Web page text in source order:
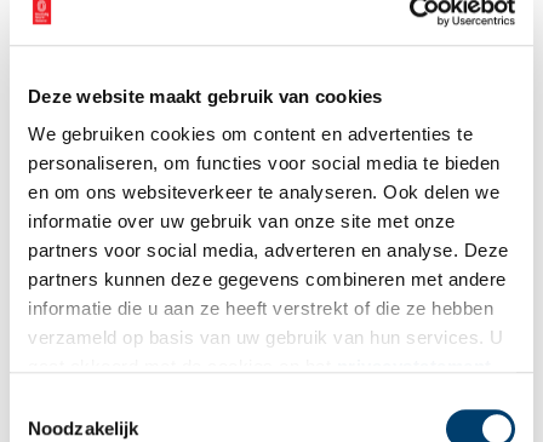
Deze website maakt gebruik van cookies
We gebruiken cookies om content en advertenties te
personaliseren, om functies voor social media te bieden
en om ons websiteverkeer te analyseren. Ook delen we
informatie over uw gebruik van onze site met onze
partners voor social media, adverteren en analyse. Deze
partners kunnen deze gegevens combineren met andere
informatie die u aan ze heeft verstrekt of die ze hebben
verzameld op basis van uw gebruik van hun services. U
Noodzakelijk
geheim verzetsblad Vrij Nederland van de pers. Joodse buren
bleken plots vertrokken. Een hele woonbuurt moest tegen de
Hartveldsebrug een ruimer schootsveld te geven. In een koude
wintermaand hobbelden ernstig ondervoede kinderen ’s nachts in
onverwarmde vrachtwagens naar pleeggezinnen in Friesland.
Daar was meer eten dan de gaarkeuken aan de Muiderstraatweg
bood.
Publicatiedatum: 26/11/2014
Wilt u op de hoogte blijven van de mooiste verhalen en het